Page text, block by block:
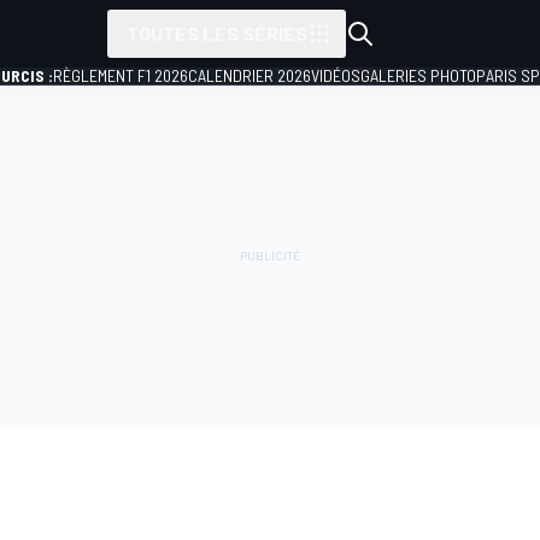
:RÈGLEMENT F1 2026CALENDRIER 2026VIDÉOSGALERIES PHOTOPARIS